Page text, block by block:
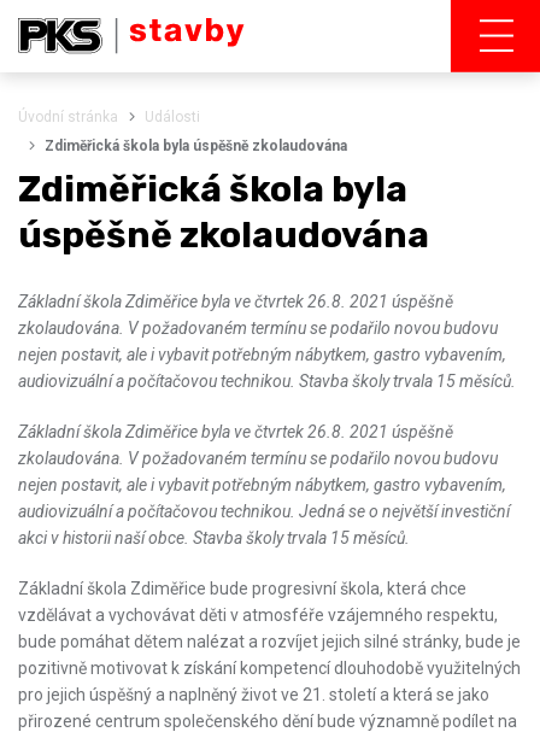
Úvodní stránka
Události
Zdiměřická škola byla úspěšně zkolaudována
Zdiměřická škola byla
úspěšně zkolaudována
Základní škola Zdiměřice byla ve čtvrtek 26.8. 2021 úspěšně
zkolaudována. V požadovaném termínu se podařilo novou budovu
nejen postavit, ale i vybavit potřebným nábytkem, gastro vybavením,
audiovizuální a počítačovou technikou. Stavba školy trvala 15 měsíců.
Základní škola Zdiměřice byla ve čtvrtek 26.8. 2021 úspěšně
zkolaudována. V požadovaném termínu se podařilo novou budovu
nejen postavit, ale i vybavit potřebným nábytkem, gastro vybavením,
audiovizuální a počítačovou technikou. Jedná se o největší investiční
akci v historii naší obce. Stavba školy trvala 15 měsíců.
Základní škola Zdiměřice bude progresivní škola, která chce
vzdělávat a vychovávat děti v atmosféře vzájemného respektu,
bude pomáhat dětem nalézat a rozvíjet jejich silné stránky, bude je
pozitivně motivovat k získání kompetencí dlouhodobě využitelných
pro jejich úspěšný a naplněný život ve 21. století a která se jako
přirozené centrum společenského dění bude významně podílet na